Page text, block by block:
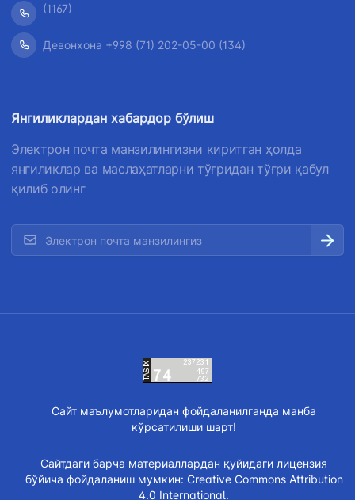
(1167)
Девонхона +998 (71) 202-05-00 (134)
Янгиликлардан хабардор бўлиш
Электрон почта манзилингизни киритган ҳолда
янгиликлар ва маслаҳатларни тўғридан тўғри қабул
қилиб олинг
Сайт маълумотларидан фойдаланилганда манба
кўрсатилиши шарт!
Сайтдаги барча материаллардан қуйидаги лицензия
бўйича фойдаланиш мумкин: Creative Commons Attribution
4.0 International.